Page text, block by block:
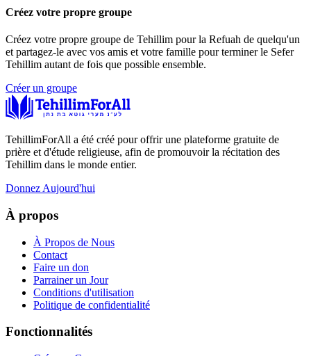
Créez votre propre groupe
Créez votre propre groupe de Tehillim pour la Refuah de quelqu'un
et partagez-le avec vos amis et votre famille pour terminer le Sefer
Tehillim autant de fois que possible ensemble.
Créer un groupe
TehillimForAll a été créé pour offrir une plateforme gratuite de
prière et d'étude religieuse, afin de promouvoir la récitation des
Tehillim dans le monde entier.
Donnez Aujourd'hui
À propos
À Propos de Nous
Contact
Faire un don
Parrainer un Jour
Conditions d'utilisation
Politique de confidentialité
Fonctionnalités